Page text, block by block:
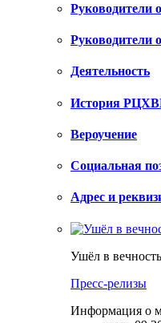
Руководители
Руководители
Деятельность
История
Вероучение
Социальная
Адрес и
Ушёл в
Пресс-релизы
Информация о